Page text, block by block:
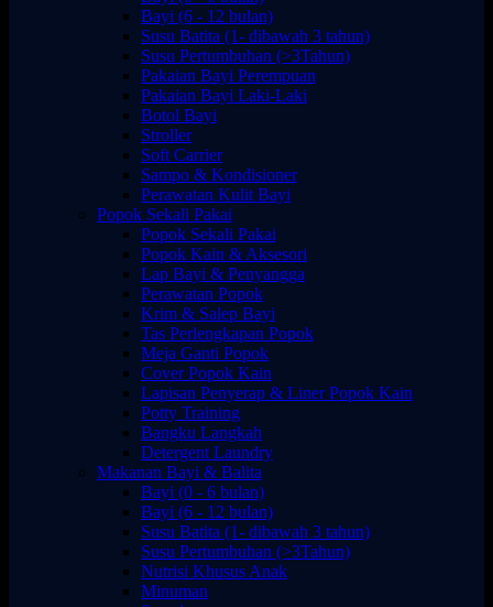
Bayi (6 - 12 bulan)
Susu Batita (1- dibawah 3 tahun)
Susu Pertumbuhan (>3Tahun)
Pakaian Bayi Perempuan
Pakaian Bayi Laki-Laki
Botol Bayi
Stroller
Soft Carrier
Sampo & Kondisioner
Perawatan Kulit Bayi
Popok Sekali Pakai
Popok Sekali Pakai
Popok Kain & Aksesori
Lap Bayi & Penyangga
Perawatan Popok
Krim & Salep Bayi
Tas Perlengkapan Popok
Meja Ganti Popok
Cover Popok Kain
Lapisan Penyerap & Liner Popok Kain
Potty Training
Bangku Langkah
Detergent Laundry
Makanan Bayi & Balita
Bayi (0 - 6 bulan)
Bayi (6 - 12 bulan)
Susu Batita (1- dibawah 3 tahun)
Susu Pertumbuhan (>3Tahun)
Nutrisi Khusus Anak
Minuman